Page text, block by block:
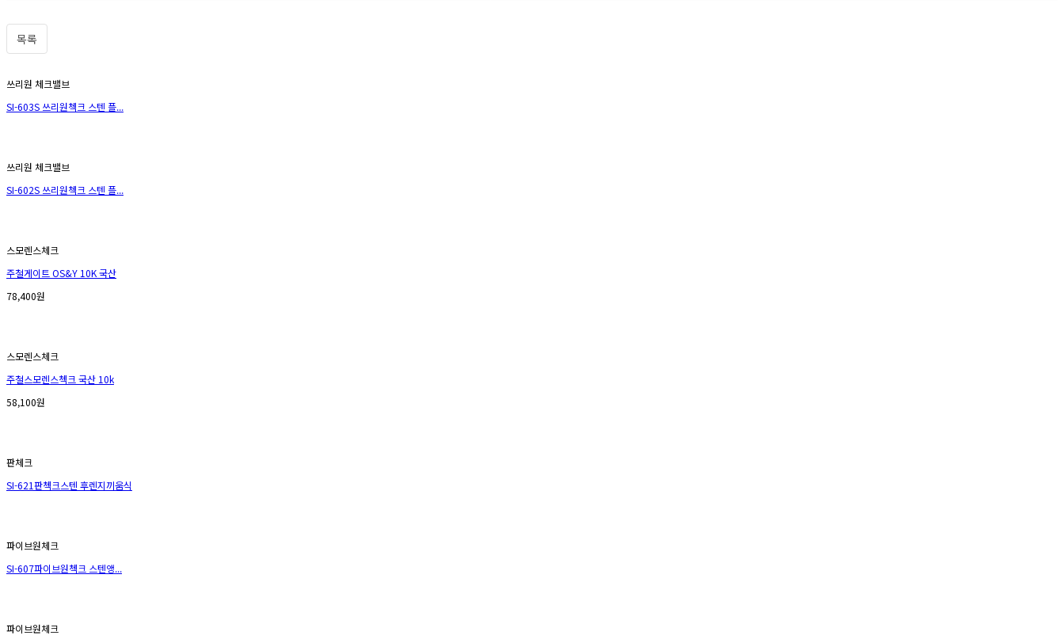
목록
쓰리원 체크밸브
SI-603S 쓰리원첵크 스텐 플...
쓰리원 체크밸브
SI-602S 쓰리원첵크 스텐 플...
스모렌스체크
주철게이트 OS&Y 10K 국산
78,400원
스모렌스체크
주철스모렌스첵크 국산 10k
58,100원
판체크
SI-621판첵크스텐 후렌지끼움식
파이브원체크
SI-607파이브원첵크 스텐앵...
파이브원체크